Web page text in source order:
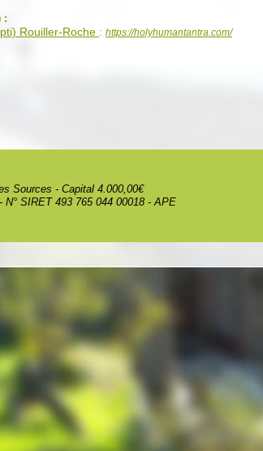
:
Rouiller-Roche : https://holyhumantantra.com/
Sources - Capital 4.000,00€
N° SIRET 493 765 044 00018 - APE